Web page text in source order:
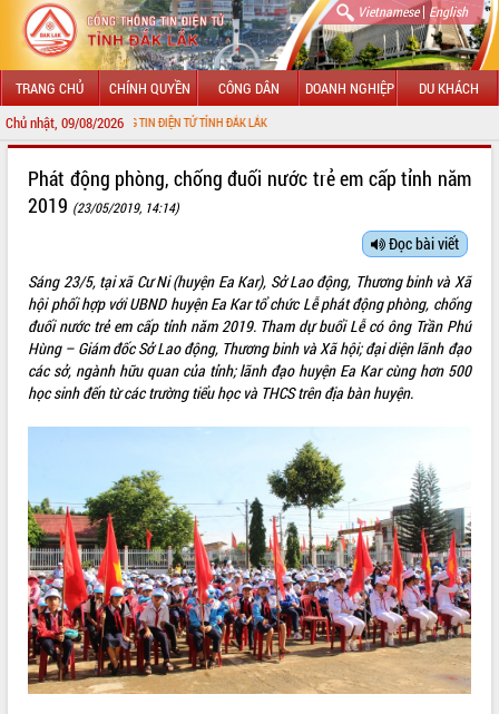
Vietnamese| English
TRANG CHỦ CHÍNH QUYỀN CÔNG DÂN DOANH NGHIỆP DU KHÁCH
Chủ nhật, 09/08/2026
THÔNG TIN ĐIỆN TỬ TỈNH ĐẮK LẮK
LÃNH ĐẠO UBND TỈNH
SỞ, BAN, NGÀNH
UBND CÁC XÃ, PHƯỜNG
THÔNG TIN CHỈ ĐẠO ĐIỀU HÀNH
VĂN BẢN HĐND TỈNH
ĐIỂM TIN VĂN BẢN
QUY HOẠCH - KẾ HOẠCH
Phát động phòng, chống đuối nước trẻ em cấp tỉnh năm
2019 (23/05/2019, 14:14)
Đọc bài viết
Sáng 23/5, tại xã Cư Ni (huyện Ea Kar), Sở Lao động, Thương binh và Xã
hội phối hợp với UBND huyện Ea Kar tổ chức Lễ phát động phòng, chống
đuối nước trẻ em cấp tỉnh năm 2019. Tham dự buổi Lễ có ông Trần Phú
Hùng – Giám đốc Sở Lao động, Thương binh và Xã hội; đại diện lãnh đạo
các sở, ngành hữu quan của tỉnh; lãnh đạo huyện Ea Kar cùng hơn 500
học sinh đến từ các trường tiểu học và THCS trên địa bàn huyện.